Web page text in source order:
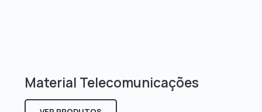
Material Telecomunicações